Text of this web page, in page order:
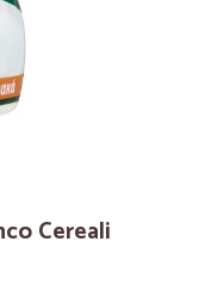
Cereali